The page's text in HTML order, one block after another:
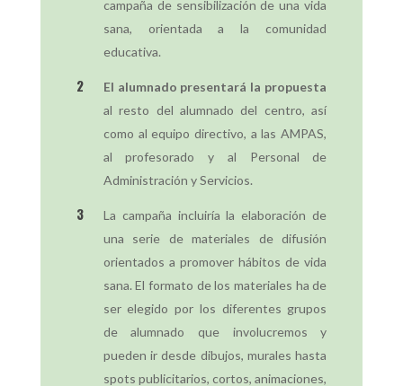
campaña de sensibilización de una vida
sana, orientada a la comunidad
educativa.
El alumnado presentará la propuesta
al resto del alumnado del centro, así
como al equipo directivo, a las AMPAS,
al profesorado y al Personal de
Administración y Servicios.
La campaña incluiría la elaboración de
una serie de materiales de difusión
orientados a promover hábitos de vida
sana. El formato de los materiales ha de
ser elegido por los diferentes grupos
de alumnado que involucremos y
pueden ir desde dibujos, murales hasta
spots publicitarios, cortos, animaciones,